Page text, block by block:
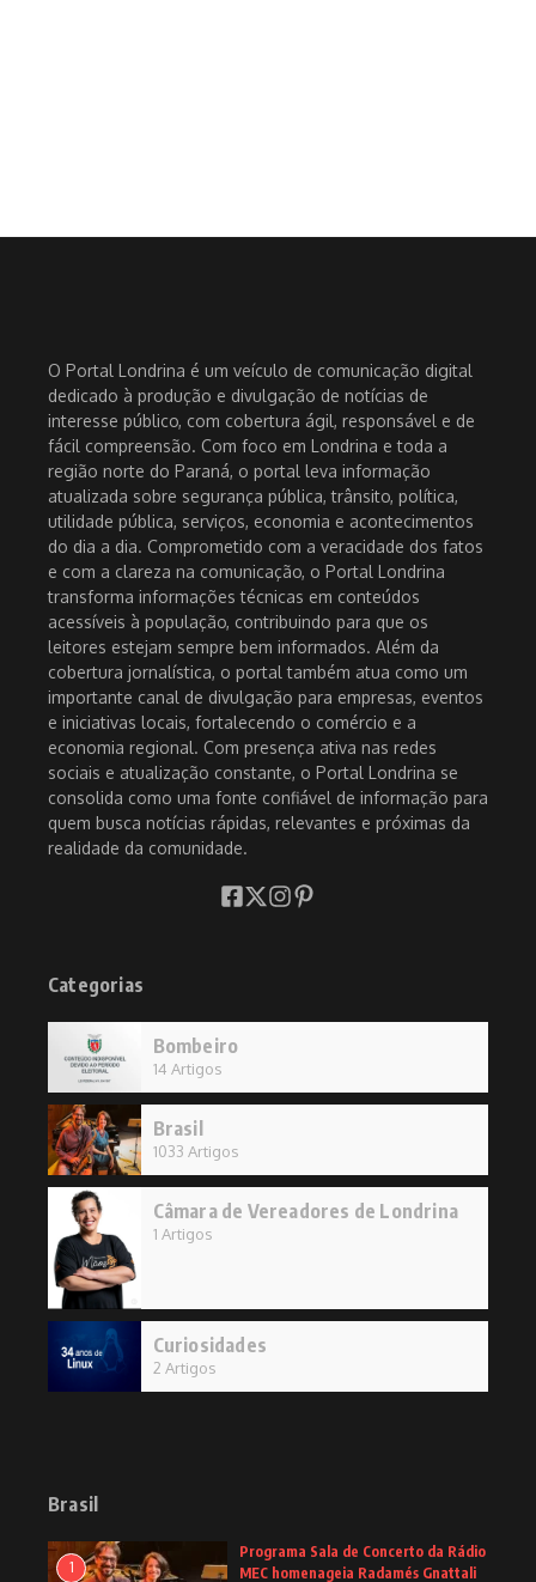
O Portal Londrina é um veículo de comunicação digital
dedicado à produção e divulgação de notícias de
interesse público, com cobertura ágil, responsável e de
fácil compreensão. Com foco em Londrina e toda a
região norte do Paraná, o portal leva informação
atualizada sobre segurança pública, trânsito, política,
utilidade pública, serviços, economia e acontecimentos
do dia a dia. Comprometido com a veracidade dos fatos
e com a clareza na comunicação, o Portal Londrina
transforma informações técnicas em conteúdos
acessíveis à população, contribuindo para que os
leitores estejam sempre bem informados. Além da
cobertura jornalística, o portal também atua como um
importante canal de divulgação para empresas, eventos
e iniciativas locais, fortalecendo o comércio e a
economia regional. Com presença ativa nas redes
sociais e atualização constante, o Portal Londrina se
consolida como uma fonte confiável de informação para
quem busca notícias rápidas, relevantes e próximas da
realidade da comunidade.
Categorias
Bombeiro
14 Artigos
Brasil
1033 Artigos
Câmara de Vereadores de Londrina
1 Artigos
Curiosidades
2 Artigos
Brasil
1
Programa Sala de Concerto da Rádio
MEC homenageia Radamés Gnattali